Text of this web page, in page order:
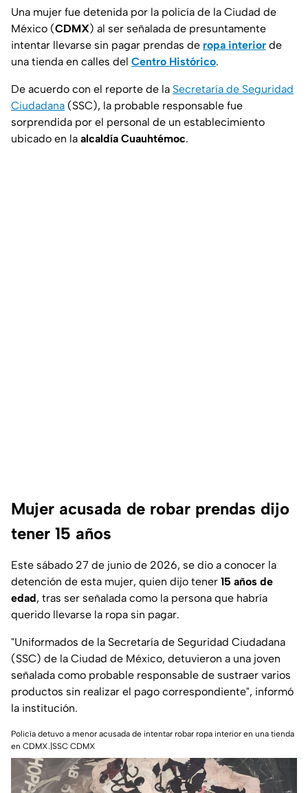
Una mujer fue detenida por la policía de la Ciudad de
México (CDMX) al ser señalada de presuntamente
intentar llevarse sin pagar prendas de ropa interior de
una tienda en calles del Centro Histórico.
De acuerdo con el reporte de la Secretaría de Seguridad
Ciudadana (SSC), la probable responsable fue
sorprendida por el personal de un establecimiento
ubicado en la alcaldía Cuauhtémoc.
Mujer acusada de robar prendas dijo
tener 15 años
Este sábado 27 de junio de 2026, se dio a conocer la
detención de esta mujer, quien dijo tener 15 años de
edad, tras ser señalada como la persona que habría
querido llevarse la ropa sin pagar.
"Uniformados de la Secretaría de Seguridad Ciudadana
(SSC) de la Ciudad de México, detuvieron a una joven
señalada como probable responsable de sustraer varios
productos sin realizar el pago correspondiente", informó
la institución.
Policía detuvo a menor acusada de intentar robar ropa interior en una tienda
en CDMX.|SSC CDMX